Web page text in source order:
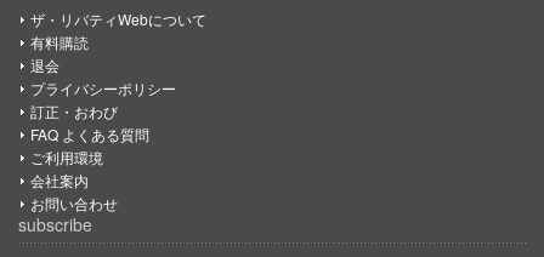
ザ・リバティWebについて
有料購読
退会
プライバシーポリシー
訂正・おわび
FAQ よくある質問
ご利用環境
会社案内
お問い合わせ
subscribe